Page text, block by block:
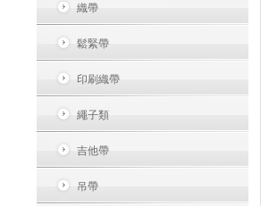
織帶
鬆緊帶
印刷織帶
繩子類
吉他帶
吊帶